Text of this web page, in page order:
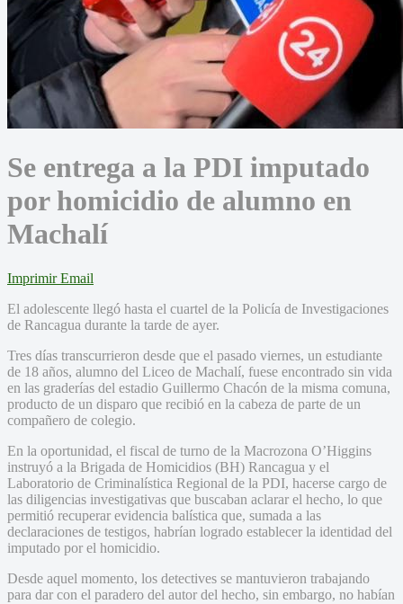
Se entrega a la PDI imputado
por homicidio de alumno en
Machalí
Imprimir Email
El adolescente llegó hasta el cuartel de la Policía de Investigaciones
de Rancagua durante la tarde de ayer.
Tres días transcurrieron desde que el pasado viernes, un estudiante
de 18 años, alumno del Liceo de Machalí, fuese encontrado sin vida
en las graderías del estadio Guillermo Chacón de la misma comuna,
producto de un disparo que recibió en la cabeza de parte de un
compañero de colegio.
En la oportunidad, el fiscal de turno de la Macrozona O’Higgins
instruyó a la Brigada de Homicidios (BH) Rancagua y el
Laboratorio de Criminalística Regional de la PDI, hacerse cargo de
las diligencias investigativas que buscaban aclarar el hecho, lo que
permitió recuperar evidencia balística que, sumada a las
declaraciones de testigos, habrían logrado establecer la identidad del
imputado por el homicidio.
Desde aquel momento, los detectives se mantuvieron trabajando
para dar con el paradero del autor del hecho, sin embargo, no habían